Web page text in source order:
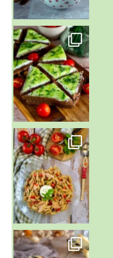
~ SALADE DE PÂTES AUX DEUX TOMATES THON ET BURRA
~ FINANCIERS MYRTILLES ET CITRON ~
Aujourd'hu